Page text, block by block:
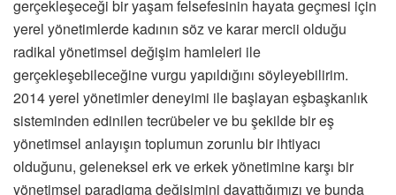
gerçekleşeceği bir yaşam felsefesinin hayata geçmesi için
yerel yönetimlerde kadının söz ve karar mercii olduğu
radikal yönetimsel değişim hamleleri ile
gerçekleşebileceğine vurgu yapıldığını söyleyebilirim.
2014 yerel yönetimler deneyimi ile başlayan eşbaşkanlık
sisteminden edinilen tecrübeler ve bu şekilde bir eş
yönetimsel anlayışın toplumun zorunlu bir ihtiyacı
olduğunu, geleneksel erk ve erkek yönetimine karşı bir
yönetimsel paradigma değişimini dayattığımızı ve bunda